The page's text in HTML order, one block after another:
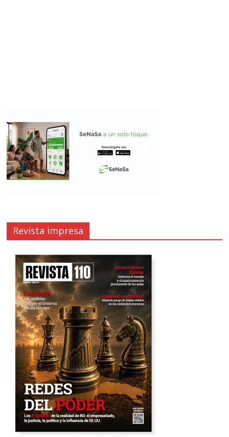
Revista impresa